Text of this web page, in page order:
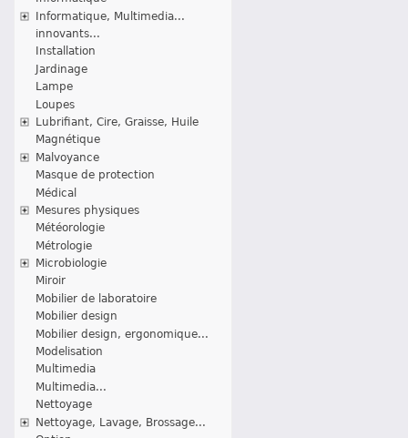
Informatique, Multimedia...
innovants...
Installation
Jardinage
Lampe
Loupes
Lubrifiant, Cire, Graisse, Huile
Magnétique
Malvoyance
Masque de protection
Médical
Mesures physiques
Météorologie
Métrologie
Microbiologie
Miroir
Mobilier de laboratoire
Mobilier design
Mobilier design, ergonomique...
Modelisation
Multimedia
Multimedia...
Nettoyage
Nettoyage, Lavage, Brossage...